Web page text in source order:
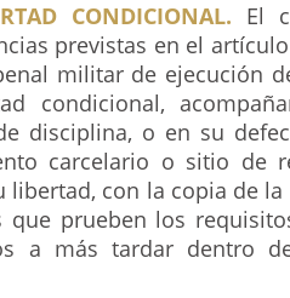
CONDICIONAL. El
previstas en el
militar de ejecución
condicional,
disciplina, o en su
carcelario o sitio de
libertad, con la copia de
que prueben los
a más tardar dentro